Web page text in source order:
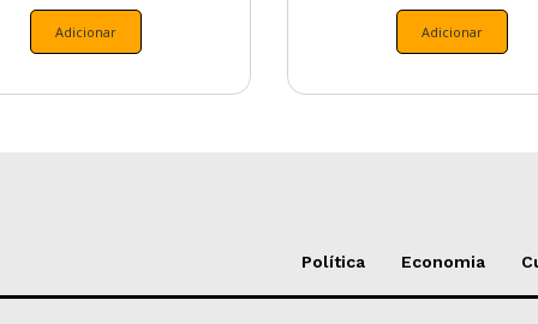
Adicionar Adicionar
Política Economia